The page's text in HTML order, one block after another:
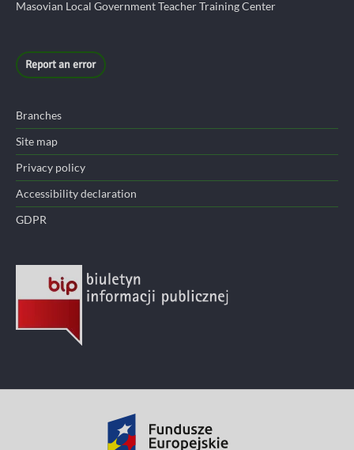
Masovian Local Government Teacher Training Center
Report an error
Branches
Site map
Privacy policy
Accessibility declaration
GDPR